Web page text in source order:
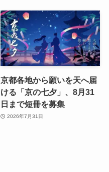
京都各地から願いを天へ届
ける「京の七夕」、8月31
日まで短冊を募集
2026年7月31日